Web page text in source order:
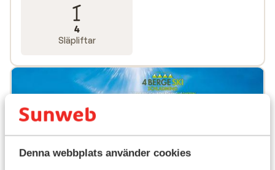
Denna webbplats använder cookies
Alperna med Sunweb inkluderas alltid liftkort i priset.
4
Släpliftar